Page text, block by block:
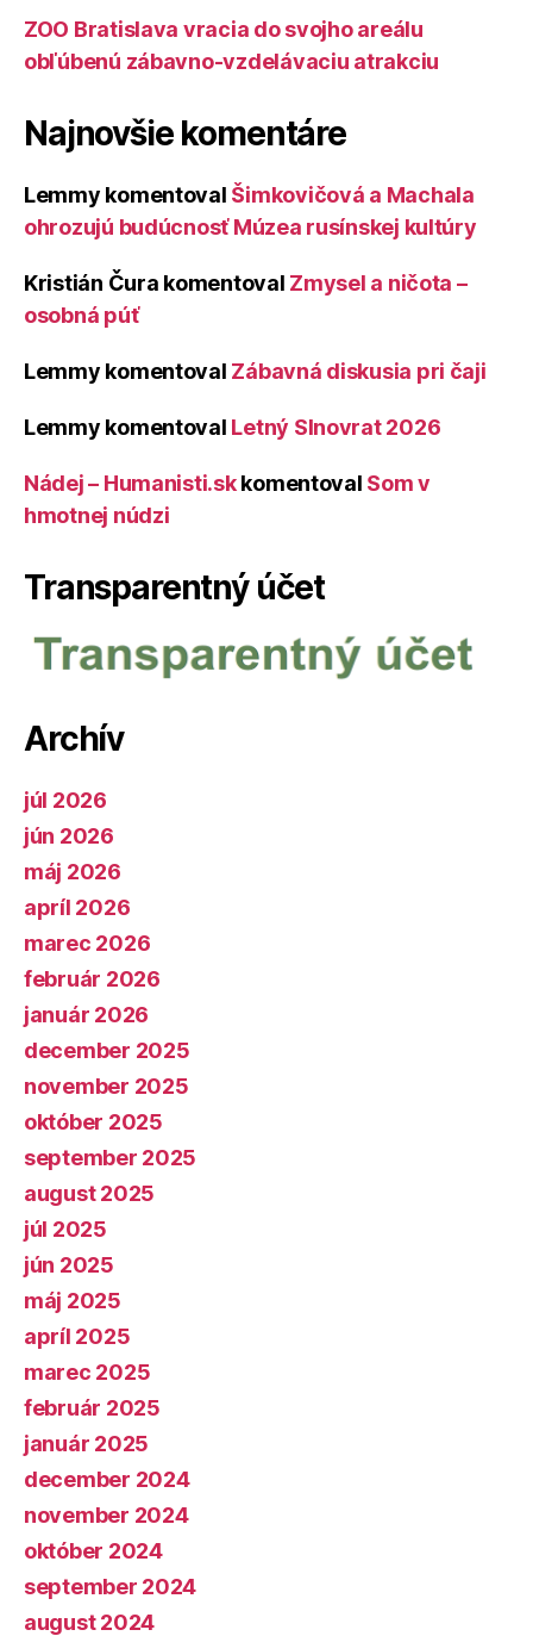
ZOO Bratislava vracia do svojho areálu
obľúbenú zábavno-vzdelávaciu atrakciu
Najnovšie komentáre
Lemmy komentoval Šimkovičová a Machala
ohrozujú budúcnosť Múzea rusínskej kultúry
Kristián Čura komentoval Zmysel a ničota –
osobná púť
Lemmy komentoval Zábavná diskusia pri čaji
Lemmy komentoval Letný Slnovrat 2026
Nádej – Humanisti.skkomentoval Som v
hmotnej núdzi
Transparentný účet
Archív
júl 2026
jún 2026
máj 2026
apríl 2026
marec 2026
február 2026
január 2026
december 2025
november 2025
október 2025
september 2025
august 2025
júl 2025
jún 2025
máj 2025
apríl 2025
marec 2025
február 2025
január 2025
december 2024
november 2024
október 2024
september 2024
august 2024